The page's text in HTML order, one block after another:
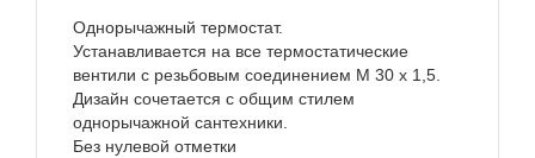
Однорычажный термостат.
Устанавливается на все термостатические
вентили с резьбовым соединением M 30 x 1,5.
Дизайн сочетается с общим стилем
однорычажной сантехники.
Без нулевой отметки